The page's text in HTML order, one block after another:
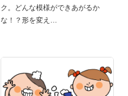
ク。どんな模様ができあがるか
な！？形を変え